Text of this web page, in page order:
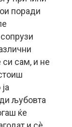
поради
си сам, и не
љубовта
ќе